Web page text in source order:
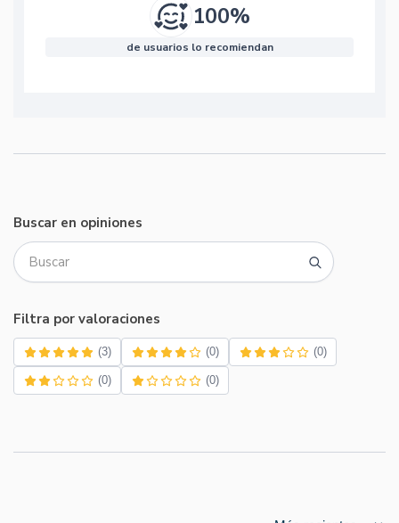
100%
de usuarios lo recomiendan
Buscar en opiniones
Filtra por valoraciones
(3) (0) (0)
(0) (0)